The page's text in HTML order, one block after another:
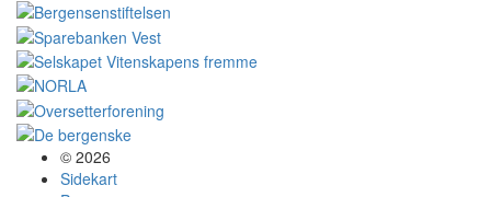
© 2026
Sidekart